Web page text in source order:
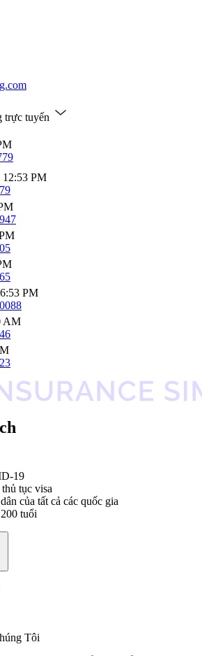
trực tuyến
12:53 PM
PM
AM
19
tục visa
của tất cả các quốc gia
tuổi
Tôi